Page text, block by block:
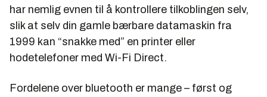
har nemlig evnen til å kontrollere tilkoblingen selv,
slik at selv din gamle bærbare datamaskin fra
1999 kan “snakke med” en printer eller
hodetelefoner med Wi-Fi Direct.
Fordelene over bluetooth er mange – først og